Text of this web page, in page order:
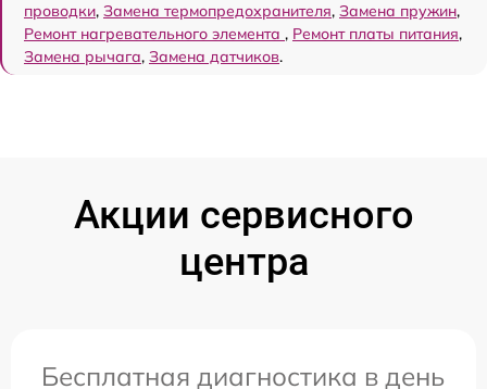
проводки, Замена термопредохранителя, Замена пружин,
Ремонт нагревательного элемента , Ремонт платы питания,
Замена рычага, Замена датчиков.
Акции сервисного
центра
Бесплатная диагностика в день